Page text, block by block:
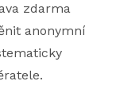
zdarma
anonymní